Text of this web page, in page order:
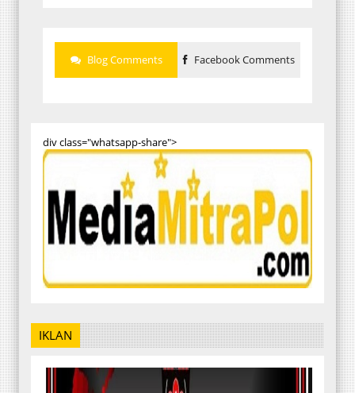
Blog Comments Facebook Comments
div class="whatsapp-share">
IKLAN